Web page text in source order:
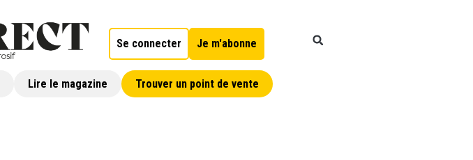
Se connecter Je m'abonne
Lire le magazine Trouver un point de vente